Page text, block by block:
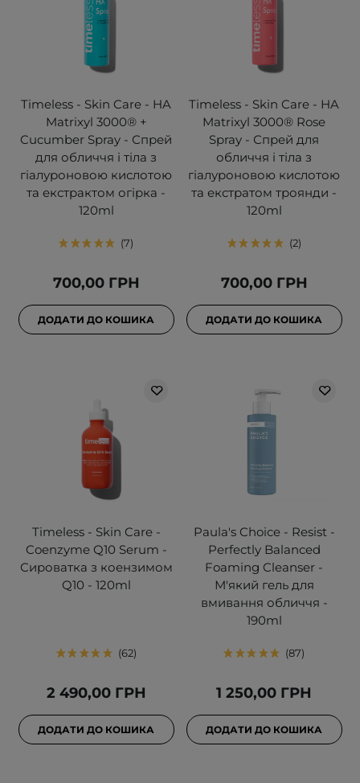
Timeless - Skin Care - HA
Matrixyl 3000® +
Cucumber Spray - Спрей
для обличчя і тіла з
гіалуроновою кислотою
та екстрактом огірка -
120ml
7
700,00 ГРН
ДОДАТИ ДО КОШИКА
Timeless - Skin Care - HA
Matrixyl 3000® Rose
Spray - Спрей для
обличчя і тіла з
гіалуроновою кислотою
та екстратом троянди -
120ml
2
700,00 ГРН
ДОДАТИ ДО КОШИКА
Timeless - Skin Care -
Coenzyme Q10 Serum -
Сироватка з коензимом
Q10 - 120ml
62
2 490,00 ГРН
ДОДАТИ ДО КОШИКА
Paula's Choice - Resist -
Perfectly Balanced
Foaming Cleanser -
М'який гель для
вмивання обличчя -
190ml
87
1 250,00 ГРН
ДОДАТИ ДО КОШИКА